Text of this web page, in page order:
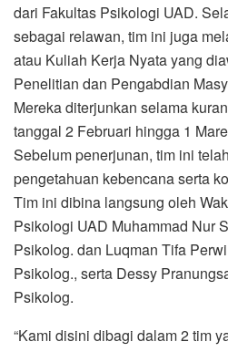
dari Fakultas Psikologi UAD.
sebagai relawan, tim ini juga
atau Kuliah Kerja Nyata yang
Penelitian dan Pengabdian
Mereka diterjunkan selama
tanggal 2 Februari hingga 1
Sebelum penerjunan, tim ini
pengetahuan kebencana serta
Tim ini dibina langsung oleh
Psikologi UAD Muhammad Nur
Psikolog. dan Luqman Tifa
Psikolog., serta Dessy
Psikolog.
“Kami disini dibagi dalam 2 tim